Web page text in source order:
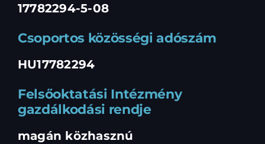
17782294-5-08
Csoportos közösségi adószám
HU17782294
Felsőoktatási Intézmény
gazdálkodási rendje
magán közhasznú